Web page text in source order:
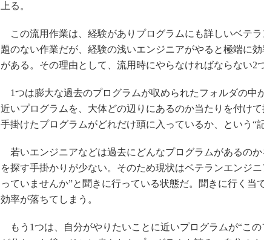
上る。
この流用作業は、経験がありプログラムにも詳しいベテ
題のない作業だが、経験の浅いエンジニアがやると極端に
がある。その理由として、流用時にやらなければならない2
1つは膨大な過去のプログラムが収められたフォルダの中
近いプログラムを、大体どの辺りにあるのか当たりを付け
手掛けたプログラムがどれだけ頭に入っているか、という“
若いエンジニアなどは過去にどんなプログラムがあるの
を探す手掛かりが少ない。そのため現状はベテランエンジ
っていませんか”と聞きに行っている状態だ。聞きに行く当
効率が落ちてしまう。
もう1つは、自分がやりたいことに近いプログラムが“この